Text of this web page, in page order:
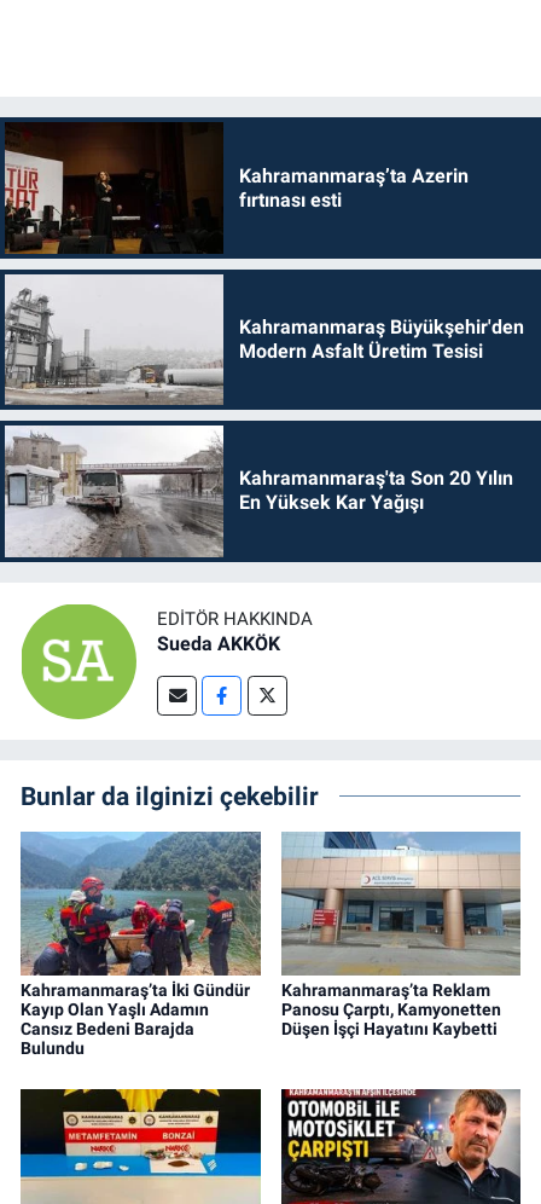
Kahramanmaraş’ta Azerin
fırtınası esti
Kahramanmaraş Büyükşehir'den
Modern Asfalt Üretim Tesisi
Kahramanmaraş'ta Son 20 Yılın
En Yüksek Kar Yağışı
EDITÖR HAKKINDA
Sueda AKKÖK
Bunlar da ilginizi çekebilir
Kahramanmaraş’ta İki Gündür
Kayıp Olan Yaşlı Adamın
Cansız Bedeni Barajda
Bulundu
Kahramanmaraş’ta Reklam
Panosu Çarptı, Kamyonetten
Düşen İşçi Hayatını Kaybetti